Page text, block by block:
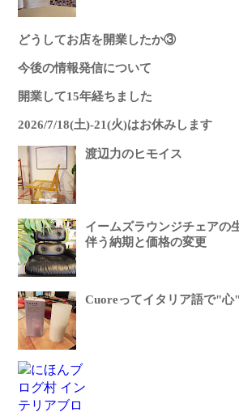
どうしてお店を開業したか③
今後の情報発信について
開業して15年経ちました
2026/7/18(土)-21(火)はお休みします
渡辺力のヒモイス
イームズラウンジチェアの
伴う納期と価格の変更
Cuoreってイタリア語で"心